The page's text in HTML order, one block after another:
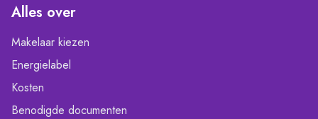
Alles over
Makelaar kiezen
Energielabel
Kosten
Benodigde documenten